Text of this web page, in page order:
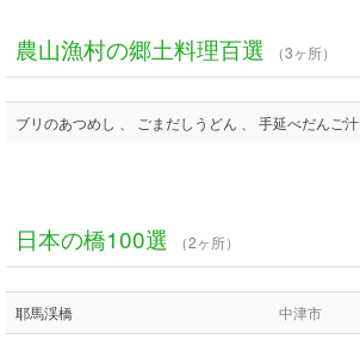
農山漁村の郷土料理百選 （3ヶ所）
ブリのあつめし 、 ごまだしうどん 、 手延べだんご汁
日本の橋100選 （2ヶ所）
耶馬渓橋 中津市